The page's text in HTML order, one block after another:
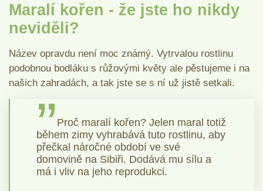
Maralí kořen - že jste ho nikdy
neviděli?
Název opravdu není moc známý. Vytrvalou rostlinu
podobnou bodláku s růžovými květy ale pěstujeme i na
našich zahradách, a tak jste se s ní už jistě setkali.
Proč maralí kořen? Jelen maral totiž
během zimy vyhrabává tuto rostlinu, aby
přečkal náročné období ve své
domovině na Sibiři. Dodává mu sílu a
má i vliv na jeho reprodukci.